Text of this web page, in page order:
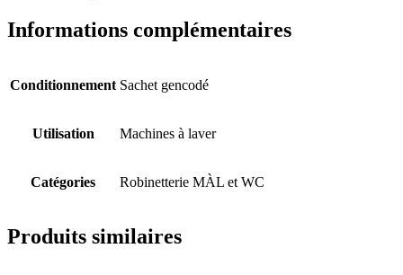
Informations complémentaires
Conditionnement Sachet gencodé
Utilisation Machines à laver
Catégories Robinetterie MÀL et WC
Produits similaires